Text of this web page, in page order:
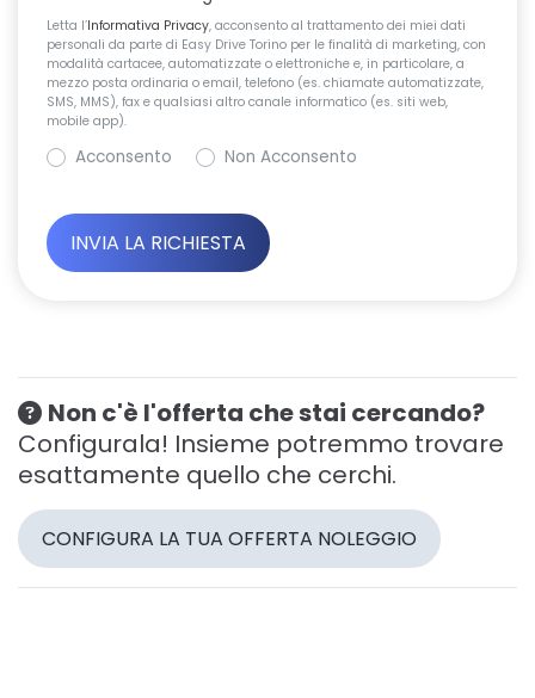
Letta l’Informativa Privacy, acconsento al trattamento dei miei dati
personali da parte di Easy Drive Torino per le finalità di marketing, con
modalità cartacee, automatizzate o elettroniche e, in particolare, a
mezzo posta ordinaria o email, telefono (es. chiamate automatizzate,
SMS, MMS), fax e qualsiasi altro canale informatico (es. siti web,
mobile app).
Acconsento Non Acconsento
Non c'è l'offerta che stai cercando?
Configurala! Insieme potremmo trovare
esattamente quello che cerchi.
CONFIGURA LA TUA OFFERTA NOLEGGIO